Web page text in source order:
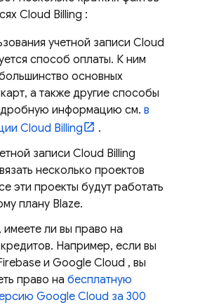
Cloud Billing :
учетной записи Cloud
способ оплаты. К ним
основных
а также другие способы
информацию см. в
Cloud Billing
.
записи Cloud Billing
несколько проектов
эти проекты будут работать
плану Blaze.
имеете ли вы право на
Например, если вы
и Google Cloud , вы
право на бесплатную
Google Cloud за 300